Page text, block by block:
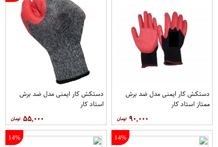
دستکش کار ایمنی مدل ضد برش
ممتاز استاد کار
۹۰,۰۰۰
دستکش کار ایمنی مدل ضد برش
استاد کار
۵۵,۰۰۰
14%
14%